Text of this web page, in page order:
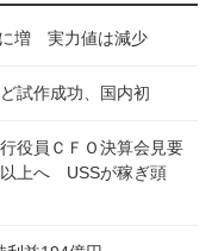
増 実力値は減少
試作成功、国内初
役員ＣＦＯ決算会見要
上へ USSが稼ぎ頭